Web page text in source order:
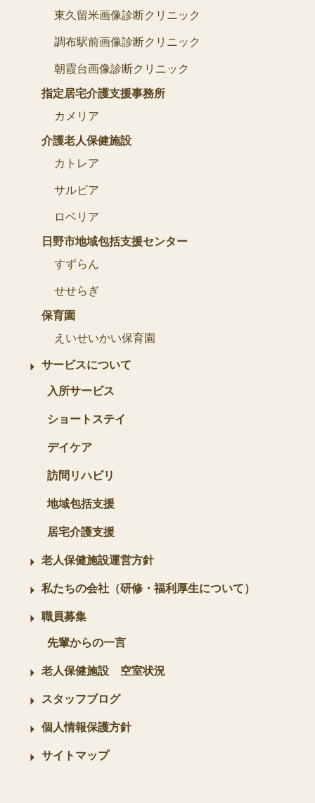
東久留米画像診断クリニック
調布駅前画像診断クリニック
朝霞台画像診断クリニック
指定居宅介護支援事務所
カメリア
介護老人保健施設
カトレア
サルビア
ロベリア
日野市地域包括支援センター
すずらん
せせらぎ
保育園
えいせいかい保育園
サービスについて
入所サービス
ショートステイ
デイケア
訪問リハビリ
地域包括支援
居宅介護支援
老人保健施設運営方針
私たちの会社（研修・福利厚生について）
職員募集
先輩からの一言
老人保健施設 空室状況
スタッフブログ
個人情報保護方針
サイトマップ